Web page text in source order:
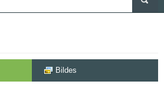
Grupas
Bildes